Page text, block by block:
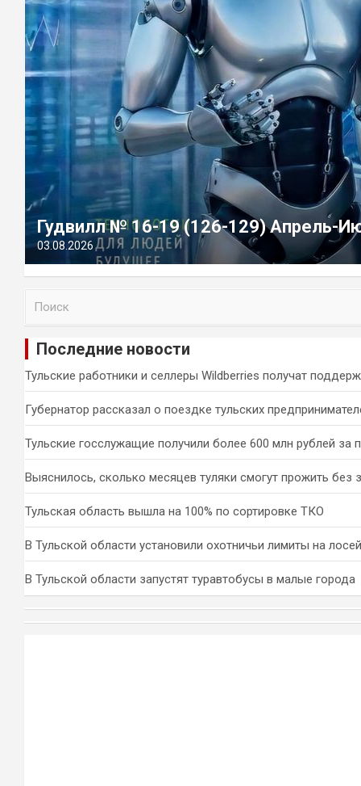
Гудвилл № 16-19 (126-129) Апрель-
03.08.2026
и
Последние новости
Тульские работники и селлеры Wildberries получат
Губернатор рассказал о поездке тульских
Тульские госслужащие получили более 600 млн рублей за
Выяснилось, сколько месяцев туляки смогут прожить без
Тульская область вышла на 100% по сортировке ТКО
В Тульской области установили охотничьи лимиты на
В Тульской области запустят туравтобусы в малые города